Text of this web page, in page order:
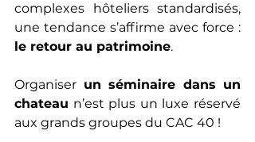
complexes hôteliers standardisés,
le retour au patrimoine.
Organiser un séminaire dans un
chateau n’est plus un luxe réservé
aux grands groupes du CAC 40 !